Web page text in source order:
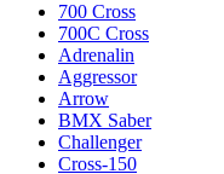
700 Cross
700C Cross
Adrenalin
Aggressor
Arrow
BMX Saber
Challenger
Cross-150